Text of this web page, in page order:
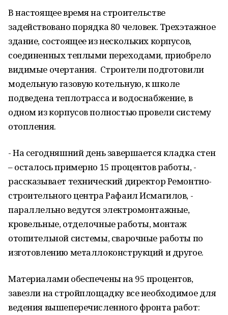
В настоящее время на строительстве
задействовано порядка 80 человек. Трехэтажное
здание, состоящее из нескольких корпусов,
соединенных теплыми переходами, приобрело
видимые очертания. Строители подготовили
модельную газовую котельную, к школе
подведена теплотрасса и водоснабжение, в
одном из корпусов полностью провели систему
отопления.
- На сегодняшний день завершается кладка стен
– осталось примерно 15 процентов работы, -
рассказывает технический директор Ремонтно-
строительного центра Рафаил Исмагилов, -
параллельно ведутся электромонтажные,
кровельные, отделочные работы, монтаж
отопительной системы, сварочные работы по
изготовлению металлоконструкций и другое.
Материалами обеспечены на 95 процентов,
завезли на стройплощадку все необходимое для
ведения вышеперечисленного фронта работ: